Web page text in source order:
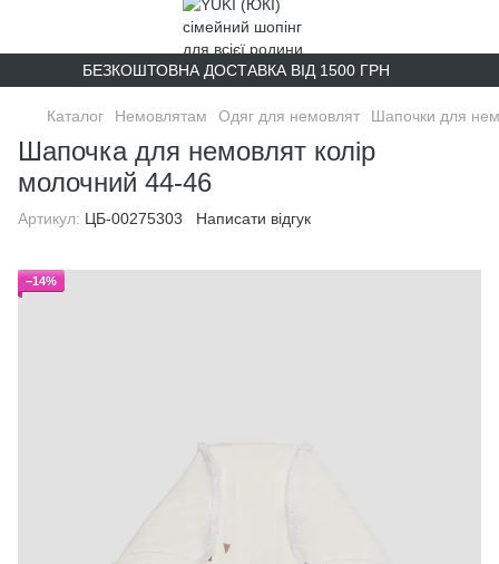
БЕЗКОШТОВНА ДОСТАВКА ВІД 1500 ГРН
Каталог Немовлятам Одяг для немовлят Шапочки для
Шапочка для немовлят колір
молочний 44-46
Артикул: ЦБ-00275303 Написати відгук
−14%